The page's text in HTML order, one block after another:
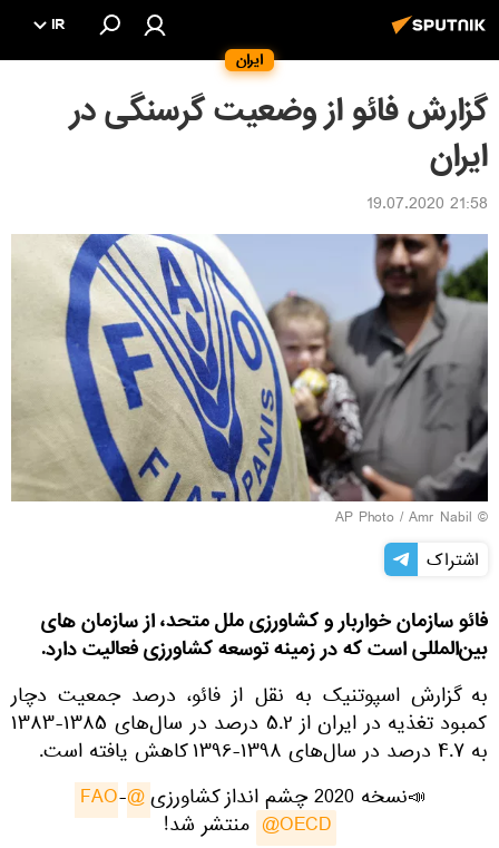
ایران
IR
گزارش فائو از وضعیت گرسنگی در
ایران
21:58 19.07.2020
© AP Photo / Amr Nabil
اشتراک
​فائو سازمان خواربار و کشاورزی ملل متحد، از سازمان ‌های
بین‌المللی است که در زمینه توسعه کشاورزی فعالیت دارد.
به گزارش اسپوتنیک به نقل از فائو، درصد جمعیت دچار
کمبود تغذیه در ایران از ۵.۲ درصد در سال‌های ۱۳۸۵-۱۳۸۳
به ۴.۷ درصد در سال‌های ۱۳۹۸-۱۳۹۶ کاهش یافته است.
📣نسخه 2020 چشم انداز کشاورزی
@FAO
-
@OECD منتشر شد!